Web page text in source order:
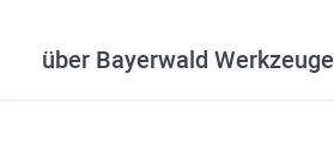
über Bayerwald Werkzeuge